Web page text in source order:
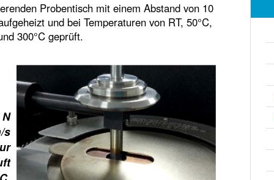
Probentisch mit einem Abstand von 10
und bei Temperaturen von RT, 50°C,
300°C geprüft.
s